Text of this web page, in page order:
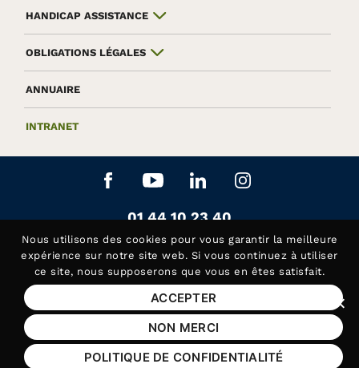
HANDICAP ASSISTANCE
OBLIGATIONS LÉGALES
ANNUAIRE
INTRANET
Aller sur le réseau social
Aller sur le réseau social
Aller sur le réseau
Aller sur le
Contactez-nous au
01 44 10 23 40
Siège de la Fédération APAJH
Contactez-nous au
01 44 10 81 50
Handicap Assistance, les lundis et jeudis matin
Mentions légales
Plan du site
Nous utilisons des cookies pour vous garantir la meilleure
expérience sur notre site web. Si vous continuez à utiliser
ce site, nous supposerons que vous en êtes satisfait.
ACCEPTER
NON MERCI
POLITIQUE DE CONFIDENTIALITÉ